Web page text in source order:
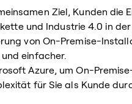
Ziel, Kunden die
und Industrie 4.0 in
von On-Premise-
einfacher.
Azure, um On-
für Sie als Kunde